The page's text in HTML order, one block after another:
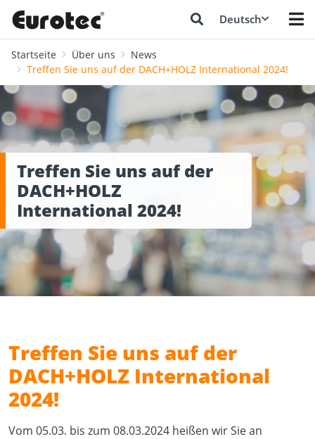
Deutsch
Startseite Über uns
News
Treffen Sie uns auf der DACH+HOLZ International 2024!
Treffen Sie uns auf der
DACH+HOLZ
International 2024!
Treffen Sie uns auf der
DACH+HOLZ International
2024!
Vom 05.03. bis zum 08.03.2024 heißen wir Sie an